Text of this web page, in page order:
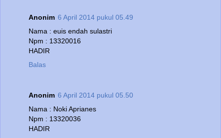
Anonim 6 April 2014 pukul 05.49
Nama : euis endah sulastri
Npm : 13320016
HADIR
Balas
Anonim 6 April 2014 pukul 05.50
Nama : Noki Aprianes
Npm : 13320036
HADIR